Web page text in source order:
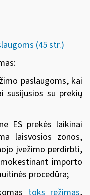
(45 str.)
paslaugoms, kai
susijusios su prekių
ES prekės laikinai
laisvosios zonos,
įvežimo perdirbti,
importo
procedūra;